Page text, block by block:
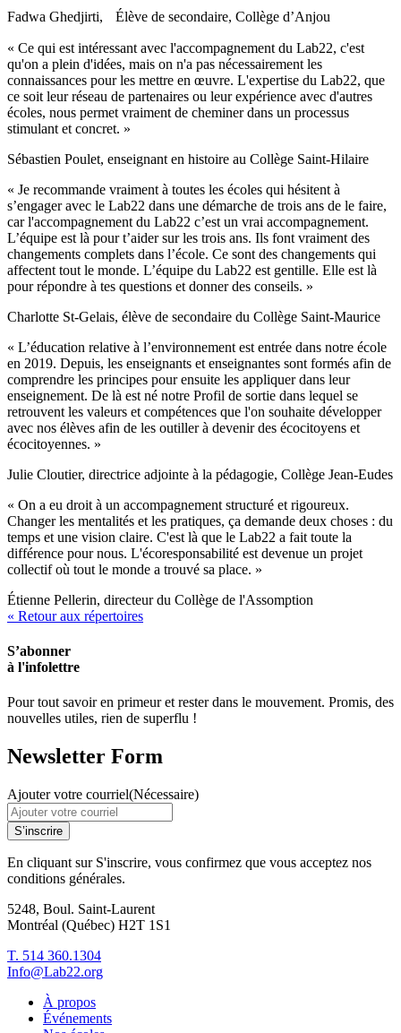
Fadwa Ghedjirti, Élève de secondaire, Collège d’Anjou
« Ce qui est intéressant avec l'accompagnement du Lab22, c'est
qu'on a plein d'idées, mais on n'a pas nécessairement les
connaissances pour les mettre en œuvre. L'expertise du Lab22, que
ce soit leur réseau de partenaires ou leur expérience avec d'autres
écoles, nous permet vraiment de cheminer dans un processus
stimulant et concret. »
Sébastien Poulet, enseignant en histoire au Collège Saint-Hilaire
« Je recommande vraiment à toutes les écoles qui hésitent à
s’engager avec le Lab22 dans une démarche de trois ans de le faire,
car l'accompagnement du Lab22 c’est un vrai accompagnement.
L’équipe est là pour t’aider sur les trois ans. Ils font vraiment des
changements complets dans l’école. Ce sont des changements qui
affectent tout le monde. L’équipe du Lab22 est gentille. Elle est là
pour répondre à tes questions et donner des conseils. »
Charlotte St-Gelais, élève de secondaire du Collège Saint-Maurice
« L’éducation relative à l’environnement est entrée dans notre école
en 2019. Depuis, les enseignants et enseignantes sont formés afin de
comprendre les principes pour ensuite les appliquer dans leur
enseignement. De là est né notre Profil de sortie dans lequel se
retrouvent les valeurs et compétences que l'on souhaite développer
avec nos élèves afin de les outiller à devenir des écocitoyens et
écocitoyennes. »
Julie Cloutier, directrice adjointe à la pédagogie, Collège Jean-Eudes
« On a eu droit à un accompagnement structuré et rigoureux.
Changer les mentalités et les pratiques, ça demande deux choses : du
temps et une vision claire. C'est là que le Lab22 a fait toute la
différence pour nous. L'écoresponsabilité est devenue un projet
collectif où tout le monde a trouvé sa place. »
Étienne Pellerin, directeur du Collège de l'Assomption
« Retour aux répertoires
S’abonner
à l'infolettre
Pour tout savoir en primeur et rester dans le mouvement. Promis, des
nouvelles utiles, rien de superflu !
Newsletter Form
Ajouter votre courriel(Nécessaire)
S’inscrire
En cliquant sur S'inscrire, vous confirmez que vous acceptez nos
conditions générales.
5248, Boul. Saint-Laurent
Montréal (Québec) H2T 1S1
T. 514 360.1304
Info@Lab22.org
À propos
Événements